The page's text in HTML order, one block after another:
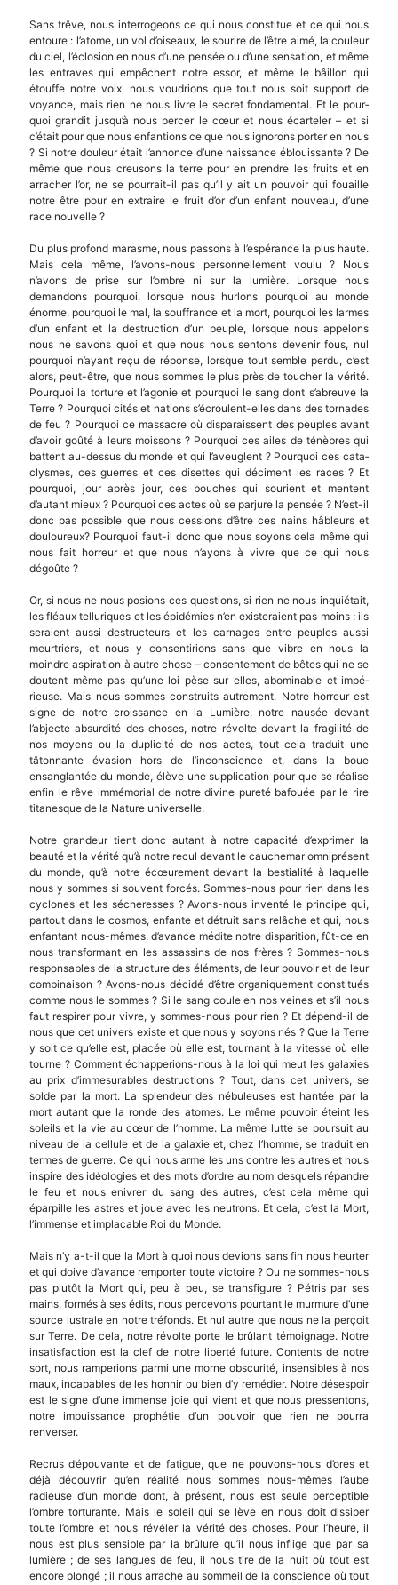
Sans trêve, nous interrogeons ce qui nous constitue et ce qui nous
entoure : l’atome, un vol d’oiseaux, le sourire de l’être aimé, la couleur
du ciel, l’éclosion en nous d’une pensée ou d’une sensation, et même
les entraves qui empêchent notre essor, et même le bâillon qui
étouffe notre voix, nous vou­drions que tout nous soit support de
voyance, mais rien ne nous livre le secret fondamental. Et le pour­
quoi grandit jusqu’à nous percer le cœur et nous écarteler – et si
c’était pour que nous enfantions ce que nous ignorons porter en nous
? Si notre douleur était l’annonce d’une naissance éblouissante ? De
même que nous creusons la terre pour en prendre les fruits et en
arracher l’or, ne se pourrait-il pas qu’il y ait un pouvoir qui fouaille
notre être pour en extraire le fruit d’or d’un enfant nouveau, d’une
race nouvelle ?
Du plus profond marasme, nous passons à l’es­pérance la plus haute.
Mais cela même, l’avons-nous personnellement voulu ? Nous
n’avons de prise sur l’ombre ni sur la lumière. Lorsque nous
demandons pourquoi, lorsque nous hurlons pourquoi au monde
énorme, pourquoi le mal, la souffrance et la mort, pourquoi les larmes
d’un enfant et la destruction d’un peuple, lorsque nous appelons
nous ne savons quoi et que nous nous sentons devenir fous, nul
pourquoi n’ayant reçu de réponse, lorsque tout semble perdu, c’est
alors, peut-être, que nous sommes le plus près de toucher la vérité.
Pourquoi la torture et l’agonie et pourquoi le sang dont s’abreuve la
Terre ? Pour­quoi cités et nations s’écroulent-elles dans des tor­nades
de feu ? Pourquoi ce massacre où disparaissent des peuples avant
d’avoir goûté à leurs moissons ? Pourquoi ces ailes de ténèbres qui
battent au-dessus du monde et qui l’aveuglent ? Pourquoi ces cata­
clysmes, ces guerres et ces disettes qui déciment les races ? Et
pourquoi, jour après jour, ces bouches qui sourient et mentent
d’autant mieux ? Pourquoi ces actes où se parjure la pensée ? N’est-il
donc pas possible que nous cessions d’être ces nains hâbleurs et
douloureux? Pourquoi faut-il donc que nous soyons cela même qui
nous fait horreur et que nous n’ayons à vivre que ce qui nous
dégoûte ?
Or, si nous ne nous posions ces questions, si rien ne nous inquiétait,
les fléaux telluriques et les épidémies n’en existeraient pas moins ; ils
seraient aussi destructeurs et les carnages entre peuples aussi
meurtriers, et nous y consentirions sans que vibre en nous la
moindre aspiration à autre chose – con­sentement de bêtes qui ne se
doutent même pas qu’une loi pèse sur elles, abominable et impé­
rieuse. Mais nous sommes construits autrement. Notre horreur est
signe de notre croissance en la Lumière, notre nausée devant
l’abjecte absurdité des choses, notre révolte devant la fragilité de
nos moyens ou la duplicité de nos actes, tout cela tra­duit une
tâtonnante évasion hors de l’inconscience et, dans la boue
ensanglantée du monde, élève une supplication pour que se réalise
enfin le rêve im­mémorial de notre divine pureté bafouée par le rire
titanesque de la Nature universelle.
Notre grandeur tient donc autant à notre capacité d’exprimer la
beauté et la vérité qu’à notre recul devant le cauchemar omniprésent
du monde, qu’à notre écœurement devant la bestialité à laquelle
nous y sommes si souvent forcés. Sommes-nous pour rien dans les
cyclones et les sécheresses ? Avons-nous inventé le principe qui,
partout dans le cosmos, enfante et détruit sans relâche et qui, nous
enfantant nous-mêmes, d’avance médite notre disparition, fût-ce en
nous transformant en les assassins de nos frères ? Sommes-nous
responsables de la structure des éléments, de leur pouvoir et de leur
combinaison ? Avons-nous décidé d’être orga­niquement constitués
comme nous le sommes ? Si le sang coule en nos veines et s’il nous
faut respirer pour vivre, y sommes-nous pour rien ? Et dépend-il de
nous que cet univers existe et que nous y soyons nés ? Que la Terre
y soit ce qu’elle est, placée où elle est, tournant à la vitesse où elle
tourne ? Com­ment échapperions-nous à la loi qui meut les galaxies
au prix d’immesurables destructions ? Tout, dans cet univers, se
solde par la mort. La splendeur des nébuleuses est hantée par la
mort autant que la ronde des atomes. Le même pouvoir éteint les
soleils et la vie au cœur de l’homme. La même lutte se poursuit au
niveau de la cellule et de la galaxie et, chez l’homme, se traduit en
termes de guerre. Ce qui nous arme les uns contre les autres et nous
inspire des idéologies et des mots d’ordre au nom desquels répandre
le feu et nous enivrer du sang des autres, c’est cela même qui
éparpille les astres et joue avec les neutrons. Et cela, c’est la Mort,
l’immense et implacable Roi du Monde.
Mais n’y a-t-il que la Mort à quoi nous devions sans fin nous heurter
et qui doive d’avance remporter toute victoire ? Ou ne sommes-nous
pas plu­tôt la Mort qui, peu à peu, se transfigure ? Pétris par ses
mains, formés à ses édits, nous percevons pourtant le murmure d’une
source lustrale en notre tréfonds. Et nul autre que nous ne la perçoit
sur Terre. De cela, notre révolte porte le brûlant témoi­gnage. Notre
insatisfaction est la clef de notre liberté future. Contents de notre
sort, nous rampe­rions parmi une morne obscurité, insensibles à nos
maux, incapables de les honnir ou bien d’y remé­dier. Notre désespoir
est le signe d’une immense joie qui vient et que nous pressentons,
notre im­puissance prophétie d’un pouvoir que rien ne pourra
renverser.
Recrus d’épouvante et de fatigue, que ne pouvons-nous d’ores et
déjà découvrir qu’en réalité nous sommes nous-mêmes l’aube
radieuse d’un monde dont, à présent, nous est seule perceptible
l’ombre torturante. Mais le soleil qui se lève en nous doit dissiper
toute l’ombre et nous révéler la vérité des choses. Pour l’heure, il
nous est plus sen­sible par la brûlure qu’il nous inflige que par sa
lumière ; de ses langues de feu, il nous tire de la nuit où tout est
encore plongé ; il nous arrache au sommeil de la conscience où tout